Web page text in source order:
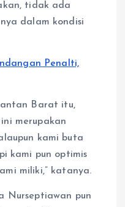
tidak ada
dalam kondisi
Penalti,
Barat itu,
merupakan
kami buta
kami pun optimis
miliki,” katanya.
Nurseptiawan pun